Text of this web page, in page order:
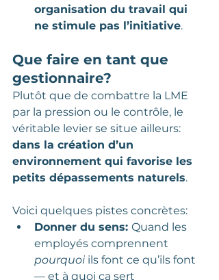
organisation du travail qui
ne stimule pas l’initiative.
Que faire en tant que
gestionnaire?
Plutôt que de combattre la LME
par la pression ou le contrôle, le
véritable levier se situe ailleurs:
dans la création d’un
environnement qui favorise les
petits dépassements naturels.
Voici quelques pistes concrètes:
Donner du sens: Quand les
employés comprennent
pourquoi ils font ce qu’ils font
— et à quoi ça sert